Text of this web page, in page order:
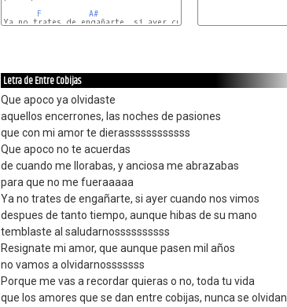
F
A#
Ya no trates de engañarte, si ayer cuando nos vimos
Letra de Entre Cobijas
Que apoco ya olvidaste
aquellos encerrones, las noches de pasiones
que con mi amor te dierassssssssssss
Que apoco no te acuerdas
de cuando me llorabas, y anciosa me abrazabas
para que no me fueraaaaa
Ya no trates de engañarte, si ayer cuando nos vimos
despues de tanto tiempo, aunque hibas de su mano
temblaste al saludarnossssssssss
Resignate mi amor, que aunque pasen mil años
no vamos a olvidarnosssssss
Porque me vas a recordar quieras o no, toda tu vida
que los amores que se dan entre cobijas, nunca se olvidan